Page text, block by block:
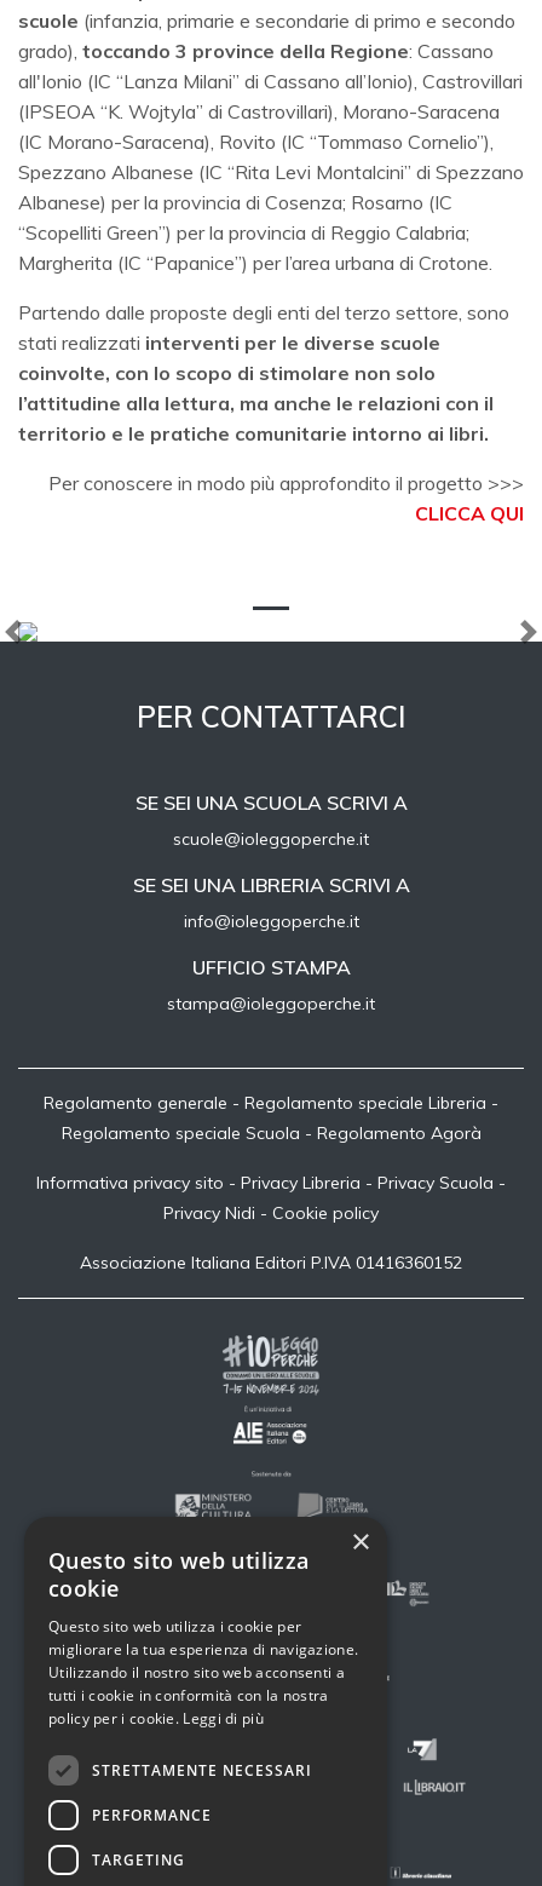
scuole (infanzia, primarie e secondarie di primo e secondo
grado), toccando 3 province della Regione: Cassano
all'Ionio (IC “Lanza Milani” di Cassano all’Ionio), Castrovillari
(IPSEOA “K. Wojtyla” di Castrovillari), Morano-Saracena
(IC Morano-Saracena), Rovito (IC “Tommaso Cornelio”),
Spezzano Albanese (IC “Rita Levi Montalcini” di Spezzano
Albanese) per la provincia di Cosenza; Rosarno (IC
“Scopelliti Green”) per la provincia di Reggio Calabria;
Margherita (IC “Papanice”) per l’area urbana di Crotone.
Partendo dalle proposte degli enti del terzo settore, sono
stati realizzati interventi per le diverse scuole
coinvolte, con lo scopo di stimolare non solo
l’attitudine alla lettura, ma anche le relazioni con il
territorio e le pratiche comunitarie intorno ai libri.
Per conoscere in modo più approfondito il progetto >>>
CLICCA QUI
Previous
PER CONTATTARCI
SE SEI UNA SCUOLA SCRIVI A
scuole@ioleggoperche.it
SE SEI UNA LIBRERIA SCRIVI A
info@ioleggoperche.it
UFFICIO STAMPA
stampa@ioleggoperche.it
Regolamento generale - Regolamento speciale Libreria -
Regolamento speciale Scuola - Regolamento Agorà
Informativa privacy sito - Privacy Libreria - Privacy Scuola -
Privacy Nidi - Cookie policy
Associazione Italiana Editori P.IVA 01416360152
×
Questo sito web utilizza
cookie
Questo sito web utilizza i cookie per
migliorare la tua esperienza di navigazione.
Utilizzando il nostro sito web acconsenti a
tutti i cookie in conformità con la nostra
policy per i cookie. Leggi di più
STRETTAMENTE NECESSARI
PERFORMANCE
TARGETING